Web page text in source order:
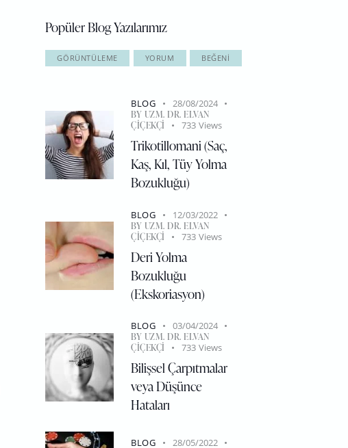
Popüler Blog Yazılarımız
GÖRÜNTÜLEME YORUM BEĞENI
BLOG
28/08/2024
BY UZM. DR. ELVAN
ÇIÇEKÇI
733 Views
Trikotillomani (Saç,
Kaş, Kıl, Tüy Yolma
Bozukluğu)
BLOG
12/03/2022
BY UZM. DR. ELVAN
ÇIÇEKÇI
733 Views
Deri Yolma
Bozukluğu
(Ekskoriasyon)
BLOG
03/04/2024
BY UZM. DR. ELVAN
ÇIÇEKÇI
733 Views
Bilişsel Çarpıtmalar
veya Düşünce
Hataları
BLOG
28/05/2022